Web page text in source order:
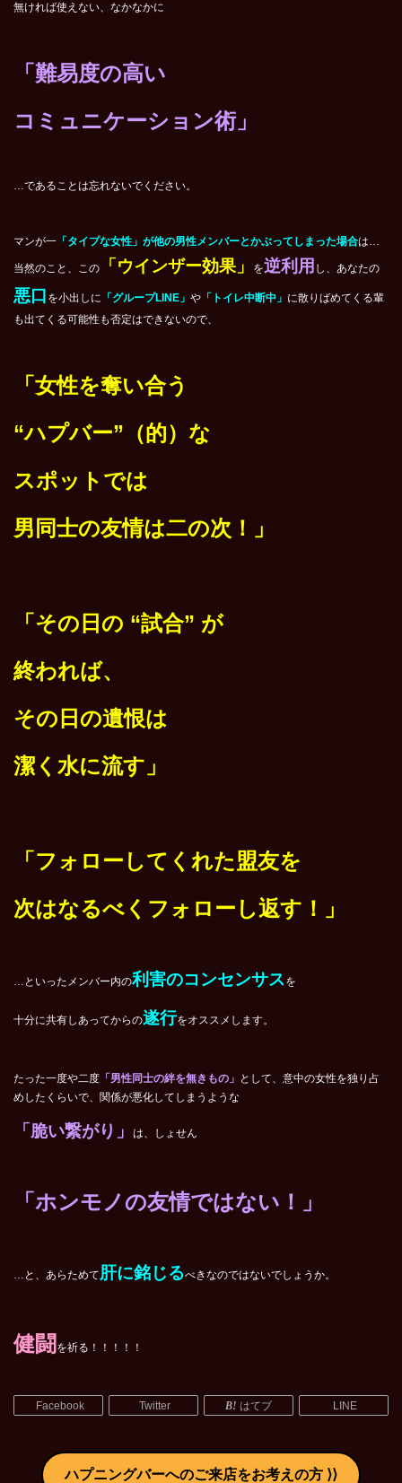
無ければ使えない、なかなかに
「難易度の高い
コミュニケーション術」
…であることは忘れないでください。
マンが一 「タイプな女性」が他の男性メンバーとかぶってしまった場合は…
当然のこと、この 「ウインザー効果」 を逆利用 し、あなたの
悪口 を小出しに 「グループLINE」 や 「トイレ中断中」 に散りばめてくる輩
も出てくる可能性も否定はできないので、
「女性を奪い合う
“ハプバー”（的）な
スポットでは
男同士の友情は二の次！」
「その日の “試合” が
終われば、
その日の遺恨は
潔く水に流す」
「フォローしてくれた盟友を
次はなるべくフォローし返す！」
…といったメンバー内の利害のコンセンサスを
十分に共有しあってからの遂行をオススメします。
たった一度や二度 「男性同士の絆を無きもの」 として、意中の女性を独り占
めしたくらいで、関係が悪化してしまうような
「脆い繋がり」 は、しょせん
「ホンモノの友情ではない！」
…と、あらためて肝に銘じるべきなのではないでしょうか。
健闘 を祈る！！！！！
Facebook Twitter はてブ LINE
ハプニングバーへのご来店をお考えの方